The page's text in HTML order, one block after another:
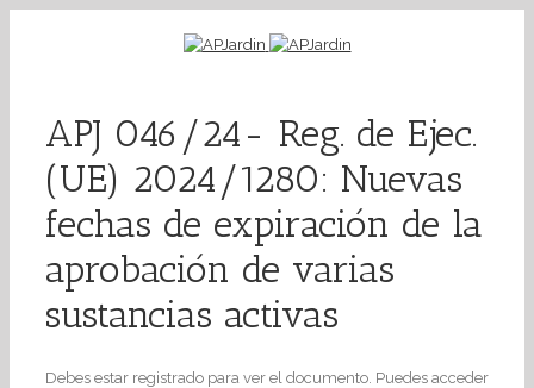
APJ 046/24- Reg. de Ejec.
(UE) 2024/1280: Nuevas
fechas de expiración de la
aprobación de varias
sustancias activas
Debes estar registrado para ver el documento. Puedes acceder